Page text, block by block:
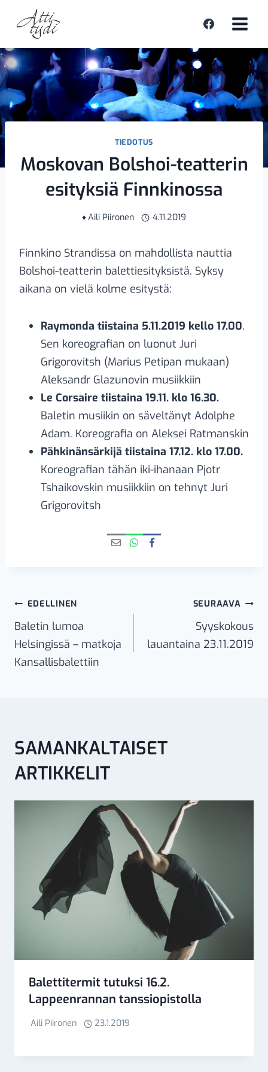
sisältöön
TIEDOTUS
Moskovan Bolshoi-teatterin
esityksiä Finnkinossa
♦Aili Piironen 4.11.2019
Finnkino Strandissa on mahdollista nauttia
Bolshoi-teatterin balettiesityksistä. Syksy
aikana on vielä kolme esitystä:
Raymonda tiistaina 5.11.2019 kello 17.00.
Sen koreografian on luonut Juri
Grigorovitsh (Marius Petipan mukaan)
Aleksandr Glazunovin musiikkiin
Le Corsaire tiistaina 19.11. klo 16.30.
Baletin musiikin on säveltänyt Adolphe
Adam. Koreografia on Aleksei Ratmanskin
Pähkinänsärkijä tiistaina 17.12. klo 17.00.
Koreografian tähän iki-ihanaan Pjotr
Tshaikovskin musiikkiin on tehnyt Juri
Grigorovitsh
Artikkelien
selaus
EDELLINEN
Baletin lumoa
Helsingissä – matkoja
Kansallisbalettiin
SEURAAVA
Syyskokous
lauantaina 23.11.2019
SAMANKALTAISET
ARTIKKELIT
Balettitermit tutuksi 16.2.
Lappeenrannan tanssiopistolla
Aili Piironen 23.1.2019